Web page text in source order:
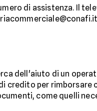
di assistenza. Il
dell'aiuto di un
credito per rimborsare
come quelli